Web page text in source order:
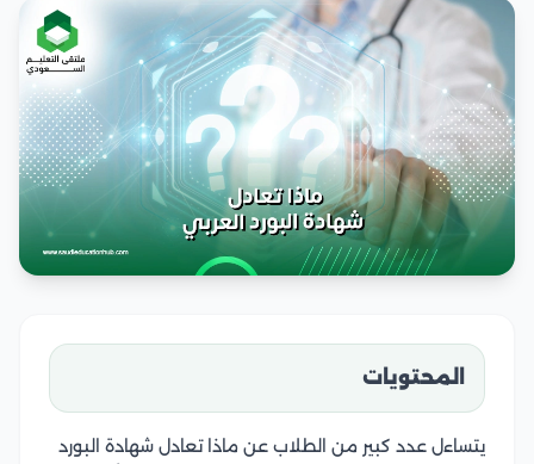
المحتويات
يتساءل عدد كبير من الطلاب عن ماذا تعادل شهادة البورد